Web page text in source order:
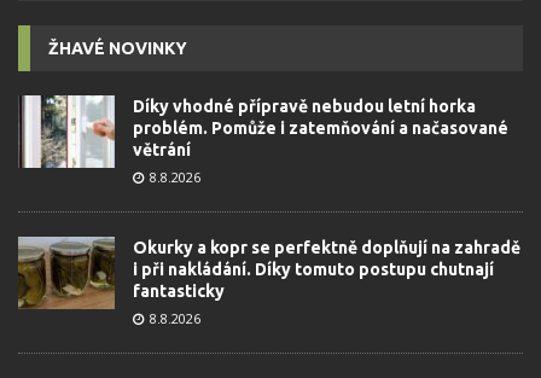
ŽHAVÉ NOVINKY
Díky vhodné přípravě nebudou letní horka
problém. Pomůže i zatemňování a načasované
větrání
8.8.2026
Okurky a kopr se perfektně doplňují na zahradě
i při nakládání. Díky tomuto postupu chutnají
fantasticky
8.8.2026